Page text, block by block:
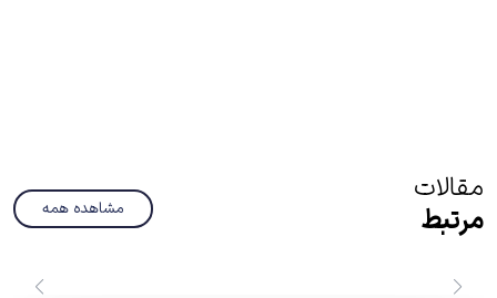
مقالات
مرتبط
مشاهده همه